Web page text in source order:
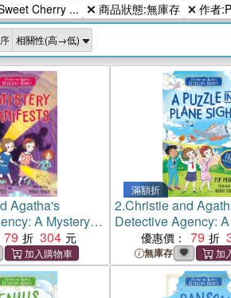
Cherry ... 商品狀態:無庫存 作者
Agatha's
A Mystery
79 304
滿額折
2.Christie and
Detective Agency:
Plane Sight
優惠價： 79
無庫存